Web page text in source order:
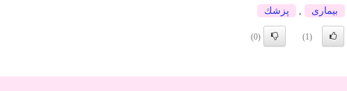
بیماری , پزشك
(1)
(0)